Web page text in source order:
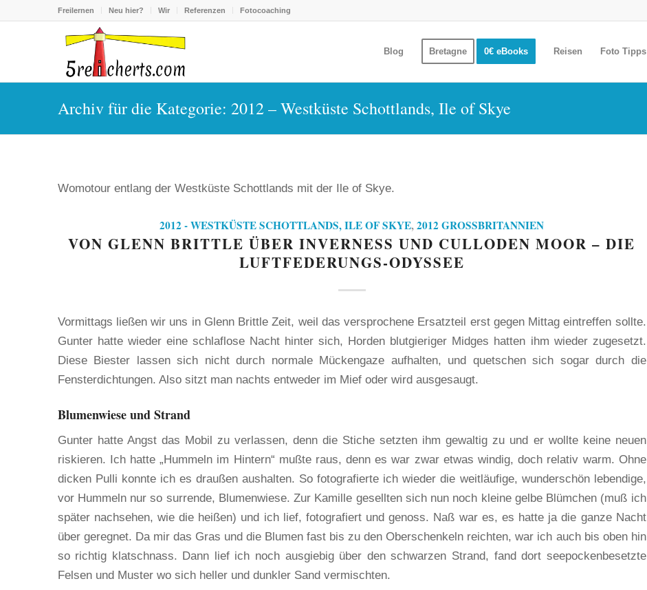
Freilernen Neu hier? Wir Referenzen Fotocoaching
Blog Bretagne 0€ eBooks Reisen Foto Tipps
Archiv für die Kategorie: 2012 – Westküste Schottlands, Ile of Skye
Womotour entlang der Westküste Schottlands mit der Ile of Skye.
2012 - WESTKÜSTE SCHOTTLANDS, ILE OF SKYE,2012 GROSSBRITANNIEN
VON GLENN BRITTLE ÜBER INVERNESS UND CULLODEN MOOR – DIE
LUFTFEDERUNGS-ODYSSEE
Vormittags ließen wir uns in Glenn Brittle Zeit, weil das versprochene Ersatzteil erst gegen Mittag eintreffen sollte.
Gunter hatte wieder eine schlaflose Nacht hinter sich, Horden blutgieriger Midges hatten ihm wieder zugesetzt.
Diese Biester lassen sich nicht durch normale Mückengaze aufhalten, und quetschen sich sogar durch die
Fensterdichtungen. Also sitzt man nachts entweder im Mief oder wird ausgesaugt.
Blumenwiese und Strand
Gunter hatte Angst das Mobil zu verlassen, denn die Stiche setzten ihm gewaltig zu und er wollte keine neuen
riskieren. Ich hatte „Hummeln im Hintern“ mußte raus, denn es war zwar etwas windig, doch relativ warm. Ohne
dicken Pulli konnte ich es draußen aushalten. So fotografierte ich wieder die weitläufige, wunderschön lebendige,
vor Hummeln nur so surrende, Blumenwiese. Zur Kamille gesellten sich nun noch kleine gelbe Blümchen (muß ich
später nachsehen, wie die heißen) und ich lief, fotografiert und genoss. Naß war es, es hatte ja die ganze Nacht
über geregnet. Da mir das Gras und die Blumen fast bis zu den Oberschenkeln reichten, war ich auch bis oben hin
so richtig klatschnass. Dann lief ich noch ausgiebig über den schwarzen Strand, fand dort seepockenbesetzte
Felsen und Muster wo sich heller und dunkler Sand vermischten.